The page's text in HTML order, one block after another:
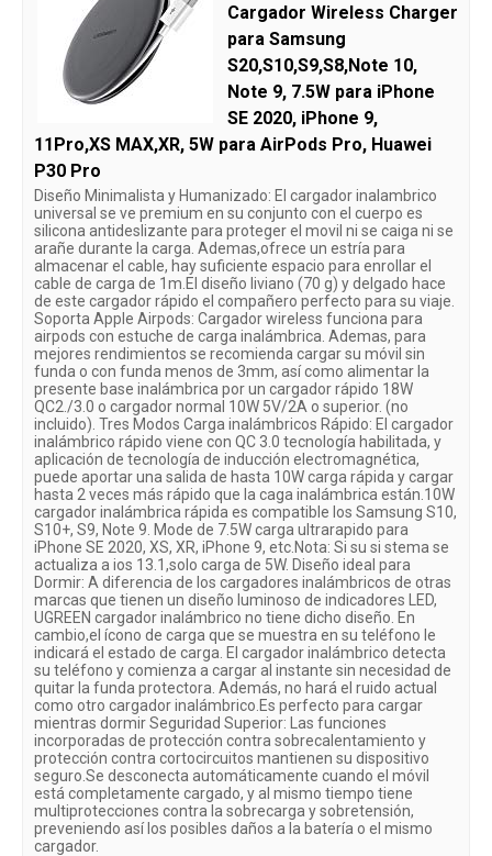
Cargador Wireless Charger
para Samsung
S20,S10,S9,S8,Note 10,
Note 9, 7.5W para iPhone
SE 2020, iPhone 9,
11Pro,XS MAX,XR, 5W para AirPods Pro, Huawei
P30 Pro
Diseño Minimalista y Humanizado: El cargador inalambrico
universal se ve premium en su conjunto con el cuerpo es
silicona antideslizante para proteger el movil ni se caiga ni se
arañe durante la carga. Ademas,ofrece un estría para
almacenar el cable, hay suficiente espacio para enrollar el
cable de carga de 1m.El diseño liviano (70 g) y delgado hace
de este cargador rápido el compañero perfecto para su viaje.
Soporta Apple Airpods: Cargador wireless funciona para
airpods con estuche de carga inalámbrica. Ademas, para
mejores rendimientos se recomienda cargar su móvil sin
funda o con funda menos de 3mm, así como alimentar la
presente base inalámbrica por un cargador rápido 18W
QC2./3.0 o cargador normal 10W 5V/2A o superior. (no
incluido). Tres Modos Carga inalámbricos Rápido: El cargador
inalámbrico rápido viene con QC 3.0 tecnología habilitada, y
aplicación de tecnología de inducción electromagnética,
puede aportar una salida de hasta 10W carga rápida y cargar
hasta 2 veces más rápido que la caga inalámbrica están.10W
cargador inalámbrica rápida es compatible los Samsung S10,
S10+, S9, Note 9. Mode de 7.5W carga ultrarapido para
iPhone SE 2020, XS, XR, iPhone 9, etc.Nota: Si su si stema se
actualiza a ios 13.1,solo carga de 5W. Diseño ideal para
Dormir: A diferencia de los cargadores inalámbricos de otras
marcas que tienen un diseño luminoso de indicadores LED,
UGREEN cargador inalámbrico no tiene dicho diseño. En
cambio,el ícono de carga que se muestra en su teléfono le
indicará el estado de carga. El cargador inalámbrico detecta
su teléfono y comienza a cargar al instante sin necesidad de
quitar la funda protectora. Además, no hará el ruido actual
como otro cargador inalámbrico.Es perfecto para cargar
mientras dormir Seguridad Superior: Las funciones
incorporadas de protección contra sobrecalentamiento y
protección contra cortocircuitos mantienen su dispositivo
seguro.Se desconecta automáticamente cuando el móvil
está completamente cargado, y al mismo tiempo tiene
multiprotecciones contra la sobrecarga y sobretensión,
preveniendo así los posibles daños a la batería o el mismo
cargador.